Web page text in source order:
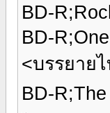
BD-
BD-
<บรรยาย
BD-